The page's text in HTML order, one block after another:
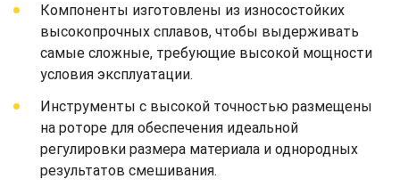
Компоненты изготовлены из износостойких
высокопрочных сплавов, чтобы выдерживать
самые сложные, требующие высокой мощности
условия эксплуатации.
Инструменты с высокой точностью размещены
на роторе для обеспечения идеальной
регулировки размера материала и однородных
результатов смешивания.